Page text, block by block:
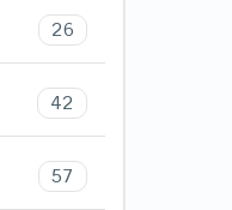
26
42
57